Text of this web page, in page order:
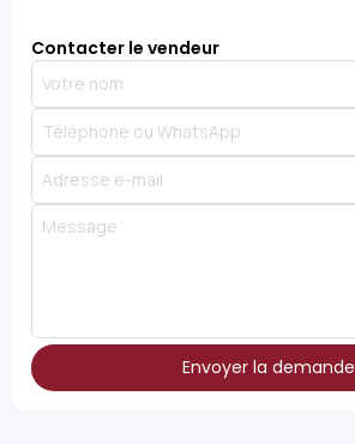
Contacter le vendeur
Envoyer la demande